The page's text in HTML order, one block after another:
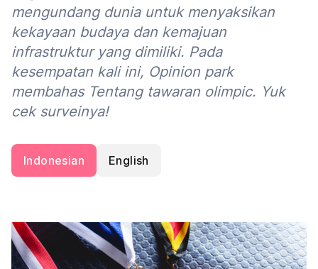
mengundang dunia untuk menyaksikan
kekayaan budaya dan kemajuan
infrastruktur yang dimiliki. Pada
kesempatan kali ini, Opinion park
membahas Tentang tawaran olimpic. Yuk
cek surveinya!
Indonesian English